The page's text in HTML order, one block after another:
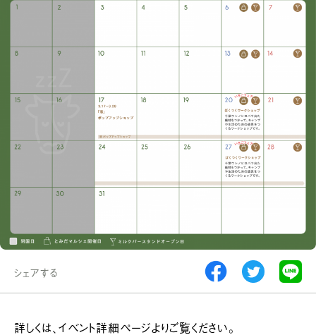
シェアする
詳しくは、イベント詳細ページよりご覧ください。